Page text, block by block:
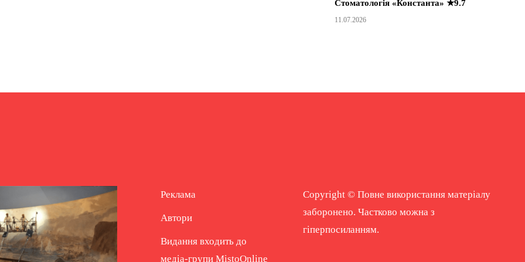
Стоматологія «Константа» ★9.7
11.07.2026
Реклама
Автори
Видання входить до
медіа-групи MistoOnline
Copyright © Повне використання матеріалу
заборонено. Частково можна з
гіперпосиланням.